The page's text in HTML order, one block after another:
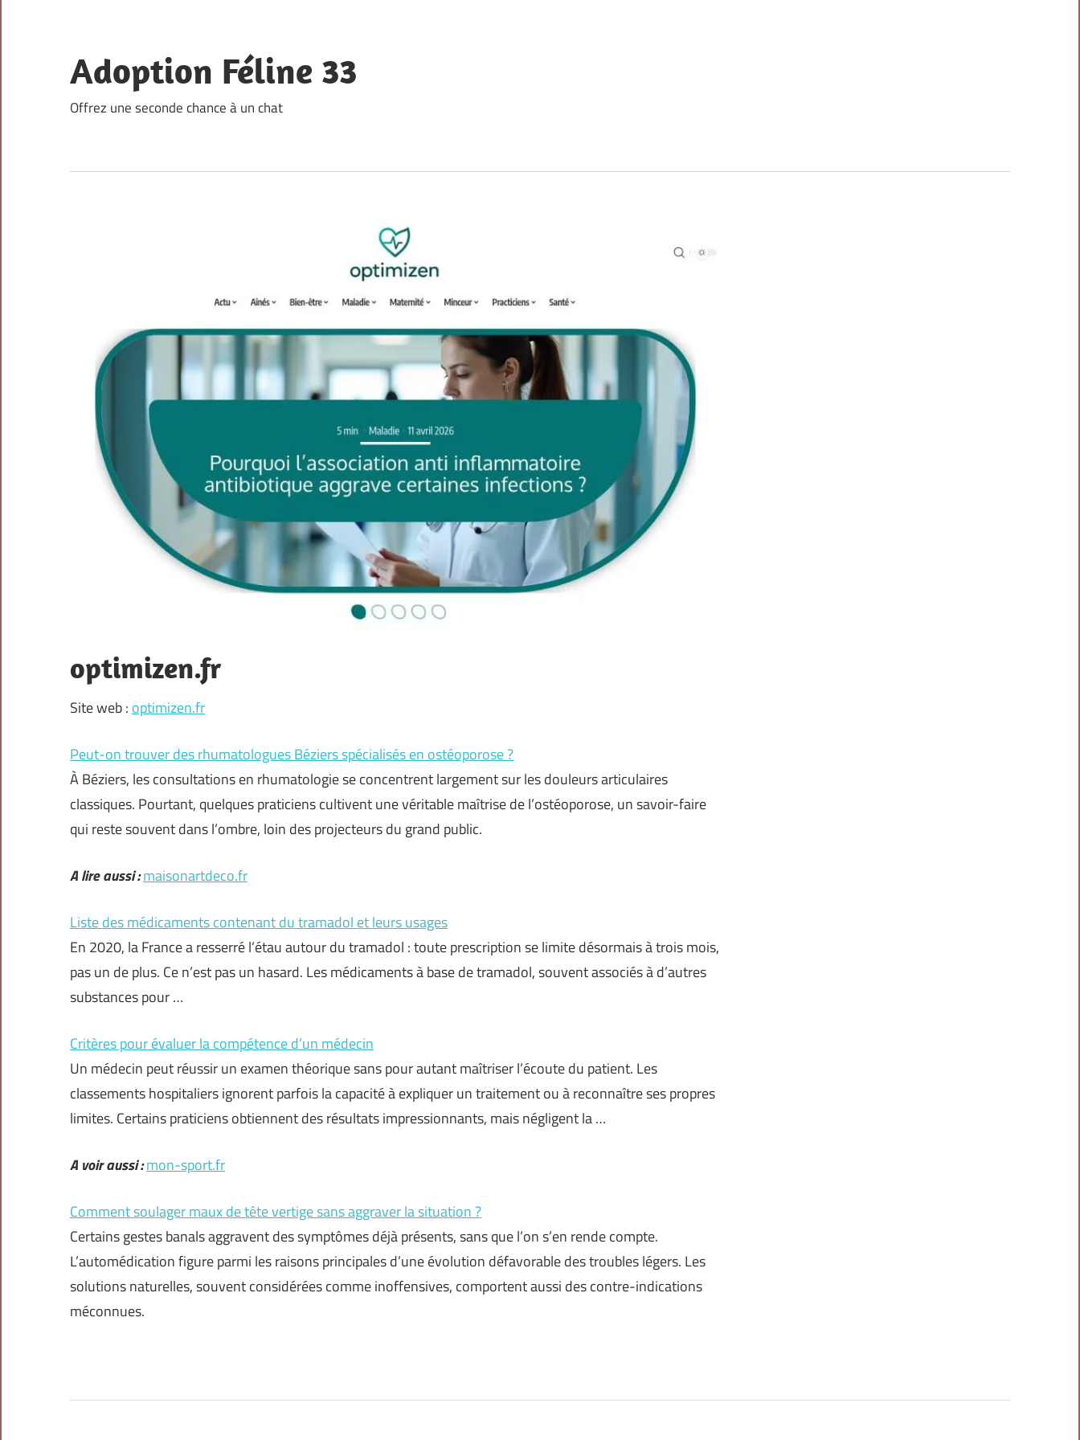
content
Adoption Féline 33
Offrez une seconde chance à un chat
optimizen.fr
Site web : optimizen.fr
Peut-on trouver des rhumatologues Béziers spécialisés en ostéoporose ?
À Béziers, les consultations en rhumatologie se concentrent largement sur les douleurs articulaires
classiques. Pourtant, quelques praticiens cultivent une véritable maîtrise de l’ostéoporose, un savoir-faire
qui reste souvent dans l’ombre, loin des projecteurs du grand public.
A lire aussi :maisonartdeco.fr
Liste des médicaments contenant du tramadol et leurs usages
En 2020, la France a resserré l’étau autour du tramadol : toute prescription se limite désormais à trois mois,
pas un de plus. Ce n’est pas un hasard. Les médicaments à base de tramadol, souvent associés à d’autres
substances pour …
Critères pour évaluer la compétence d’un médecin
Un médecin peut réussir un examen théorique sans pour autant maîtriser l’écoute du patient. Les
classements hospitaliers ignorent parfois la capacité à expliquer un traitement ou à reconnaître ses propres
limites. Certains praticiens obtiennent des résultats impressionnants, mais négligent la …
A voir aussi :mon-sport.fr
Comment soulager maux de tête vertige sans aggraver la situation ?
Certains gestes banals aggravent des symptômes déjà présents, sans que l’on s’en rende compte.
L’automédication figure parmi les raisons principales d’une évolution défavorable des troubles légers. Les
solutions naturelles, souvent considérées comme inoffensives, comportent aussi des contre-indications
méconnues.